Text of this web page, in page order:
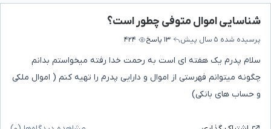
شناسایی اموال متوفی چطور است؟
پرسیده شده ۵ سال پیش ۱۳ پاسخ ۴۲۴
سلام پدرم یک هفته ای است به رحمت خدا رفته میخواستم بدانم
چگونه میتوانم فهرستی از اموال و دارایی پدرم را تهیه کنم ( اموال ملکی
و حساب های بانکی)